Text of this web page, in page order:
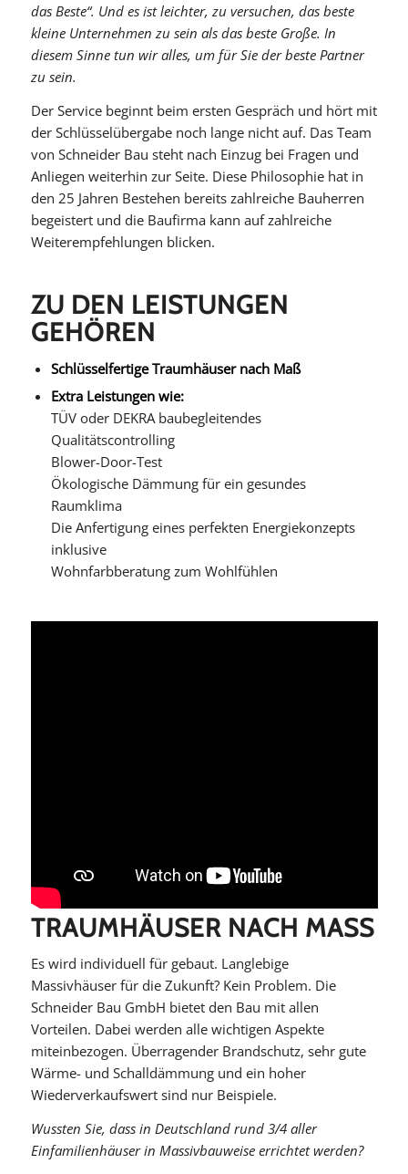
das Beste“. Und es ist leichter, zu versuchen, das beste
kleine Unternehmen zu sein als das beste Große. In
diesem Sinne tun wir alles, um für Sie der beste Partner
zu sein.
Der Service beginnt beim ersten Gespräch und hört mit
der Schlüsselübergabe noch lange nicht auf. Das Team
von Schneider Bau steht nach Einzug bei Fragen und
Anliegen weiterhin zur Seite. Diese Philosophie hat in
den 25 Jahren Bestehen bereits zahlreiche Bauherren
begeistert und die Baufirma kann auf zahlreiche
Weiterempfehlungen blicken.
ZU DEN LEISTUNGEN
GEHÖREN
Schlüsselfertige Traumhäuser nach Maß
Extra Leistungen wie:
TÜV oder DEKRA baubegleitendes
Qualitätscontrolling
Blower-Door-Test
Ökologische Dämmung für ein gesundes
Raumklima
Die Anfertigung eines perfekten Energiekonzepts
inklusive
Wohnfarbberatung zum Wohlfühlen
TRAUMHÄUSER NACH MASS
Es wird individuell für gebaut. Langlebige
Massivhäuser für die Zukunft? Kein Problem. Die
Schneider Bau GmbH bietet den Bau mit allen
Vorteilen. Dabei werden alle wichtigen Aspekte
miteinbezogen. Überragender Brandschutz, sehr gute
Wärme- und Schalldämmung und ein hoher
Wiederverkaufswert sind nur Beispiele.
Wussten Sie, dass in Deutschland rund 3/4 aller
Einfamilienhäuser in Massivbauweise errichtet werden?